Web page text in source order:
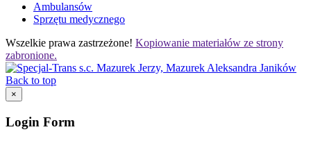
Ambulansów
Sprzętu medycznego
Wszelkie prawa zastrzeżone! Kopiowanie materiałów ze strony
zabronione.
Back to top
×
Login Form